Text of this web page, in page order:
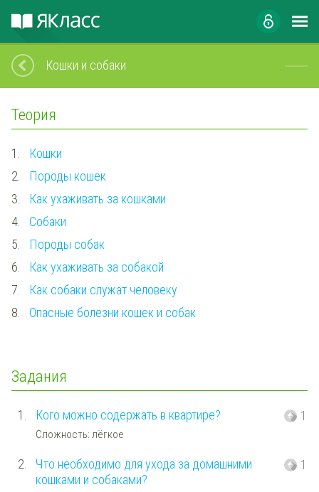
Кошки и собаки
Теория
1.
Кошки
2.
Породы кошек
3.
Как ухаживать за кошками
4.
Собаки
5.
Породы собак
6.
Как ухаживать за собакой
7.
Как собаки служат человеку
8.
Опасные болезни кошек и собак
Задания
1. Кого можно содержать в квартире?
Сложность: лёгкое
1
2.
Что необходимо для ухода за домашними
кошками и собаками?
1